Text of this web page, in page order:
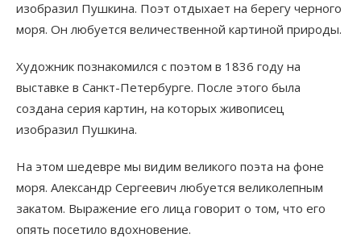
изобразил Пушкина. Поэт отдыхает на берегу черного
моря. Он любуется величественной картиной природы.
Художник познакомился с поэтом в 1836 году на
выставке в Санкт-Петербурге. После этого была
создана серия картин, на которых живописец
изобразил Пушкина.
На этом шедевре мы видим великого поэта на фоне
моря. Александр Сергеевич любуется великолепным
закатом. Выражение его лица говорит о том, что его
опять посетило вдохновение.